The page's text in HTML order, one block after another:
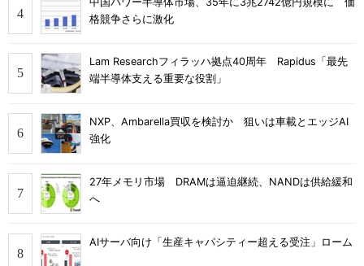
格競争さらに激化
Lam Researchフィラッハ拠点40周年 Rapidus「最先
端半導体支える重要な役割」
NXP、Ambarella買収を検討か 狙いは車載とエッジAI
強化
27年メモリ市場 DRAMは逼迫継続、NANDは供給緩和
へ
AIサーバ向け「生産キャパシティー超える受注」ローム